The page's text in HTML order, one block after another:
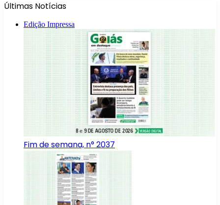
Últimas Notícias
Edição Impressa
Fim de semana, n° 2037